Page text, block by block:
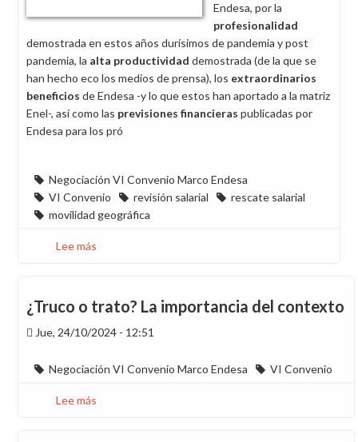
H.
Endesa, por la
profesionalidad
demostrada en estos años durísimos de pandemia y post
pandemia, la alta productividad demostrada (de la que se
han hecho eco los medios de prensa), los extraordinarios
beneficios de Endesa -y lo que estos han aportado a la matriz
Enel-, así como las previsiones financieras publicadas por
Endesa para los pró
Negociación VI Convenio Marco Endesa
VI Convenio
revisión salarial
rescate salarial
movilidad geográfica
Lee más
dirección
que
la
del
¿Truco o trato? La importancia del contexto
Jue, 24/10/2024 - 12:51
Negociación VI Convenio Marco Endesa VI Convenio
Lee más